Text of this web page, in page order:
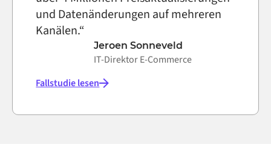
und Datenänderungen auf mehreren
Kanälen.“
Jeroen Sonneveld
IT-Direktor E-Commerce
Fallstudie lesen